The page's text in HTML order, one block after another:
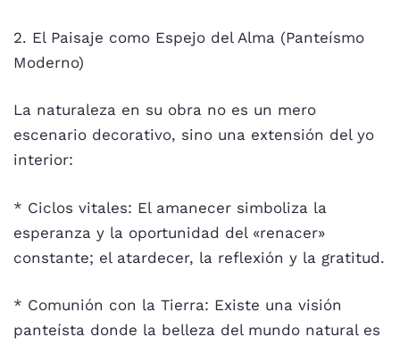
2. El Paisaje como Espejo del Alma (Panteísmo
Moderno)
La naturaleza en su obra no es un mero
escenario decorativo, sino una extensión del yo
interior:
* Ciclos vitales: El amanecer simboliza la
esperanza y la oportunidad del «renacer»
constante; el atardecer, la reflexión y la gratitud.
* Comunión con la Tierra: Existe una visión
panteísta donde la belleza del mundo natural es